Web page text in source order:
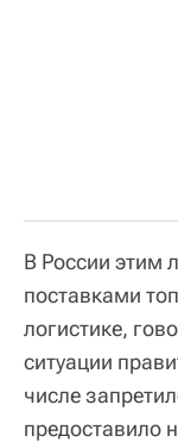
В России этим
поставками
логистике,
ситуации
числе
предоставило